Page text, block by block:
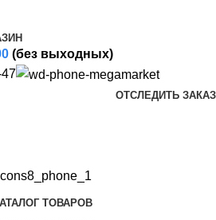
(без выходных)
ОТСЛЕДИТЬ ЗАКАЗ
ТОВАРОВ